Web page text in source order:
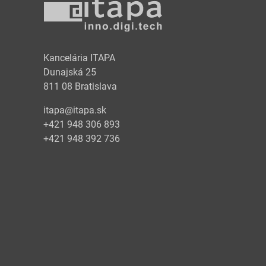
Kancelária ITAPA
Dunajská 25
811 08 Bratislava
itapa@itapa.sk
+421 948 306 893
+421 948 392 736